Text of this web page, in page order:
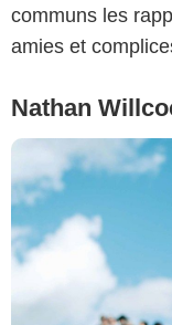
communs les
amies et
Nathan